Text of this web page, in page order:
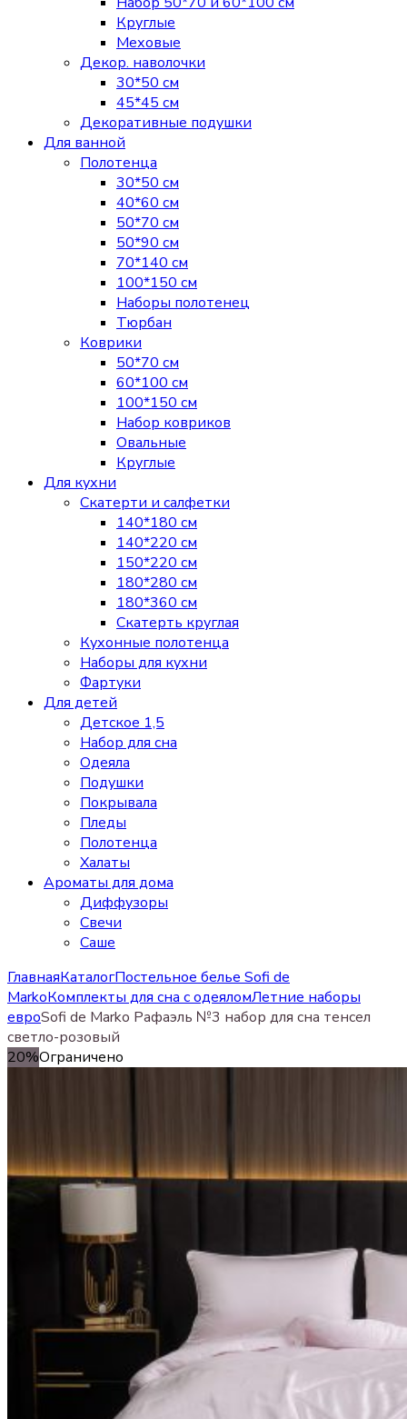
Круглые
Меховые
Декор. наволочки
30*50 см
45*45 см
Декоративные подушки
Для ванной
Полотенца
30*50 см
40*60 см
50*70 см
50*90 см
70*140 см
100*150 см
Наборы полотенец
Тюрбан
Коврики
50*70 см
60*100 см
100*150 см
Набор ковриков
Овальные
Круглые
Для кухни
Скатерти и салфетки
140*180 см
140*220 см
150*220 см
180*280 см
180*360 см
Скатерть круглая
Кухонные полотенца
Наборы для кухни
Фартуки
Для детей
Детское 1,5
Набор для сна
Одеяла
Подушки
Покрывала
Пледы
Полотенца
Халаты
Ароматы для дома
Диффузоры
Свечи
Cаше
ГлавнаяКаталогПостельное белье Sofi de
MarkoКомплекты для сна с одеяломЛетние наборы
евроSofi de Marko Рафаэль №3 набор для сна тенсел
светло-розовый
20%Ограничено